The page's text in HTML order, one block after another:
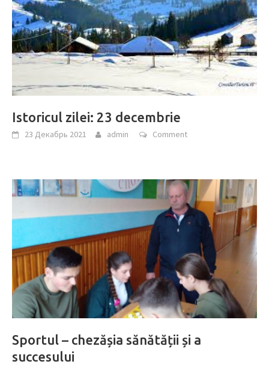
Istoricul zilei: 23 decembrie
23 Декабрь 2021 admin Comment
Sportul – chezășia sănătății și a
succesului